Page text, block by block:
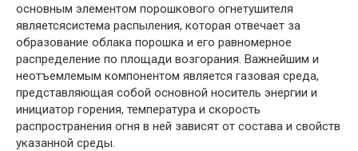
основным элементом порошкового огнетушителя
являетсясистема распыления, которая отвечает за
образование облака порошка и его равномерное
распределение по площади возгорания. Важнейшим и
неотъемлемым компонентом является газовая среда,
представляющая собой основной носитель энергии и
инициатор горения, температура и скорость
распространения огня в ней зависят от состава и свойств
указанной среды.